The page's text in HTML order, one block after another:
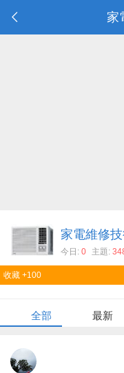
家
收藏 +100
家電維修
今日: 0 主題:
全部 最新